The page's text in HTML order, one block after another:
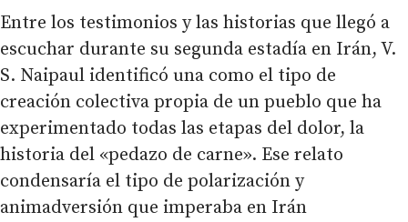
Entre los testimonios y las historias que llegó a
escuchar durante su segunda estadía en Irán, V.
S. Naipaul identificó una como el tipo de
creación colectiva propia de un pueblo que ha
experimentado todas las etapas del dolor, la
historia del «pedazo de carne». Ese relato
condensaría el tipo de polarización y
animadversión que imperaba en Irán